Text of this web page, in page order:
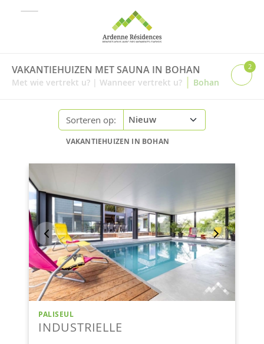
VAKANTIEHUIZEN MET SAUNA IN BOHAN
Met wie vertrekt u? | Wanneer vertrekt u? | Bohan
2
Sorteren op:
VAKANTIEHUIZEN IN BOHAN